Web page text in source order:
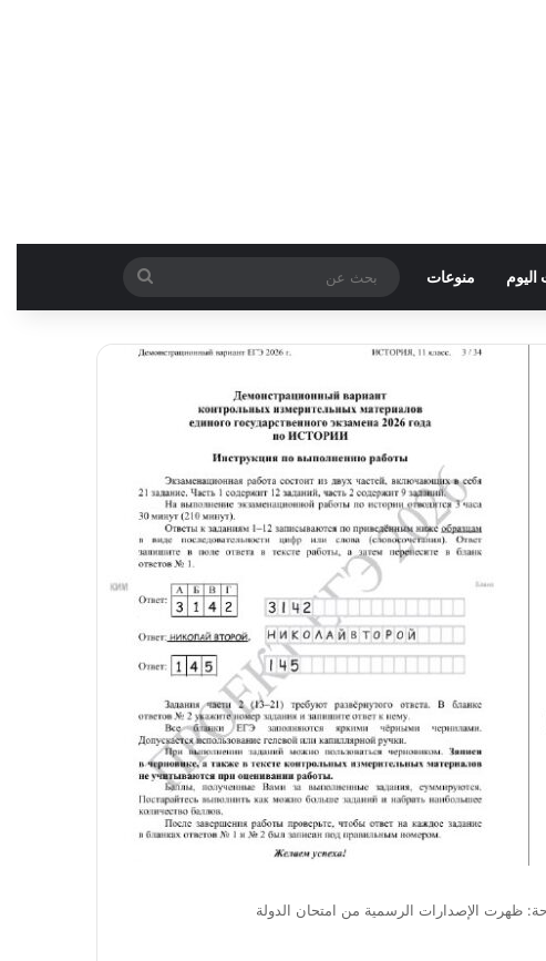
اليوم منوعات
بحث
عن
11 أن تنسى الراحة: ظهرت الإصدارات الرسمية من امتحان الدولة